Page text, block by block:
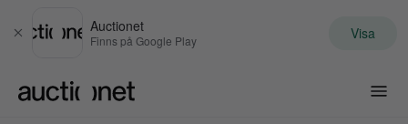
Stäng
Auctionet
Finns på Google Play Visa